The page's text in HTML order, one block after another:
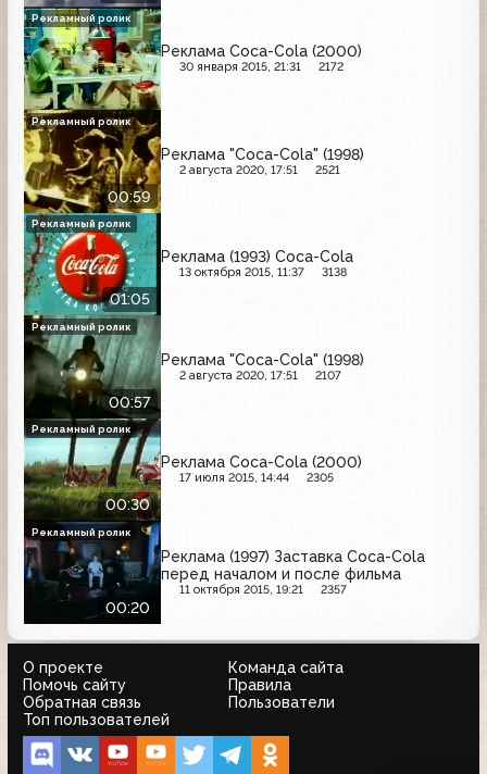
Реклама Coca-Cola (2000)
30 января 2015, 21:31 2172
Рекламный ролик
00:59
Реклама "Coca-Cola" (1998)
2 августа 2020, 17:51 2521
Рекламный ролик
01:05
Реклама (1993) Coca-Cola
13 октября 2015, 11:37 3138
Рекламный ролик
00:57
Реклама "Coca-Cola" (1998)
2 августа 2020, 17:51 2107
Рекламный ролик
00:30
Реклама Coca-Cola (2000)
17 июля 2015, 14:44 2305
Рекламный ролик
00:20
Реклама (1997) Заставка Coca-Cola
перед началом и после фильма
11 октября 2015, 19:21 2357
Рекламный ролик
О проекте
Команда сайта
Помочь сайту
Правила
Обратная связь
Пользователи
Топ пользователей